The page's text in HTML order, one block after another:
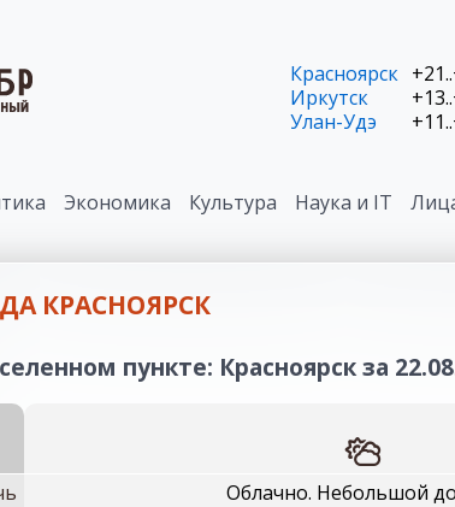
Красноярск
Иркутск
Улан-Удэ
Экономика Культура Наука и IT
КРАСНОЯРСК
пункте: Красноярск за
Облачно. Небольшой